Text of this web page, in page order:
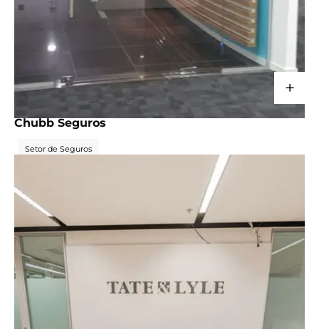
+
CORPORATIVO
Chubb Seguros
Setor de Seguros